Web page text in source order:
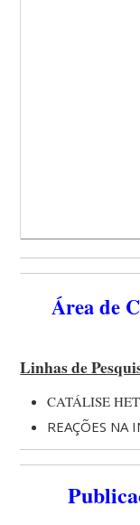
Área de
Linhas de
CATÁLISE
REAÇÕES NA